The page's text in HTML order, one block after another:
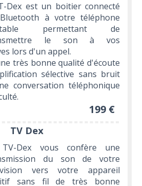
Dex est un boitier connecté
à votre téléphone
permettant de
le son à vos
lors d'un appel.
très bonne qualité d'écoute
sélective sans bruit
conversation téléphonique
199 €
TV Dex
Dex vous confère une
du son de votre
vers votre appareil
sans fil de très bonne